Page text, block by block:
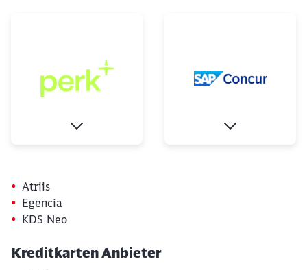
Atriis
Egencia
KDS Neo
Kreditkarten Anbieter
Möchten Sie zu weitergeleitet
werden?
Weiter